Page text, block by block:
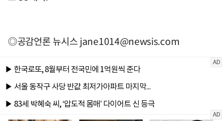
◎공감언론 뉴시스jane1014@newsis.com